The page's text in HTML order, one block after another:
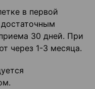
в первой
30 дней. При
через 1-3 месяца.